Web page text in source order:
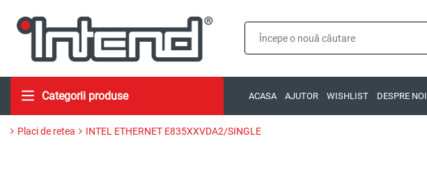
Categorii produse ACASA AJUTOR WISHLIST DESPRE NOI
Placi de retea INTEL ETHERNET E835XXVDA2/SINGLE